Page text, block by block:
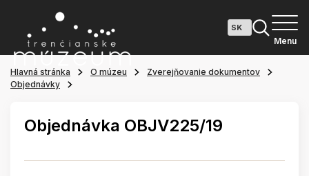
Menu
Hlavná stránka O múzeu
Zverejňovanie dokumentov
Objednávky
Objednávka OBJV225/19